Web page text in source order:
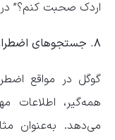
اردک صحبت کنم؟” در
۸. جستجوهای اضطراری
گوگل در مواقع
همه‌گیر، اطلاعات